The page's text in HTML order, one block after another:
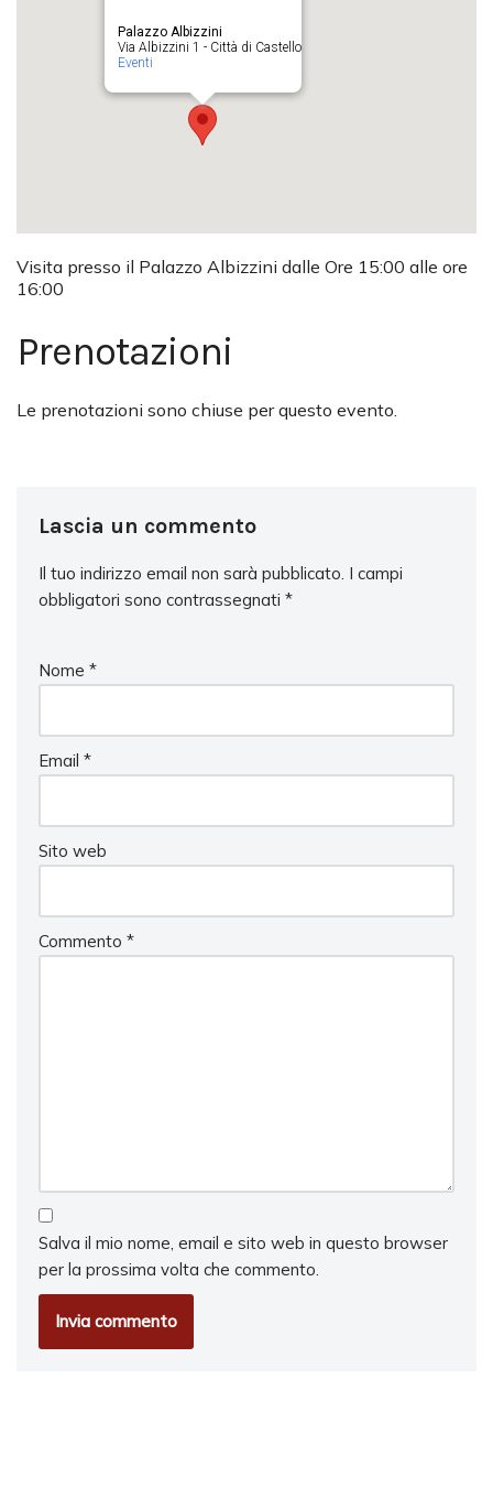
Palazzo Albizzini
Via Albizzini 1 - Città di Castello
Eventi
Visita presso il Palazzo Albizzini dalle Ore 15:00 alle ore
16:00
Prenotazioni
Le prenotazioni sono chiuse per questo evento.
Lascia un commento
Il tuo indirizzo email non sarà pubblicato. I campi
obbligatori sono contrassegnati *
Nome *
Email *
Sito web
Commento *
Salva il mio nome, email e sito web in questo browser
per la prossima volta che commento.